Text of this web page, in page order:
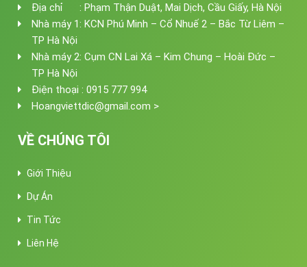
Địa chỉ : Phạm Thận Duật, Mai Dịch, Cầu Giấy, Hà Nội
Nhà máy 1: KCN Phú Minh – Cổ Nhuế 2 – Bắc Từ Liêm –
TP Hà Nội
Nhà máy 2: Cụm CN Lai Xá – Kim Chung – Hoài Đức –
TP Hà Nội
Điện thoại : 0915 777 994
Hoangviettdic@gmail.com >
VỀ CHÚNG TÔI
Giới Thiệu
Dự Án
Tin Tức
Liên Hệ